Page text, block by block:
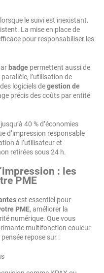
le suivi est inexistant.
La mise en place de
pour responsabiliser les
badge permettent aussi de
l’utilisation de
logiciels degestion de
précis des coûts par entité
40 % d’économies
d’impression responsable
à l’utilisateur et
retirées sous 24 h.
: les
PME
est essentiel pour
PME, améliorer la
numérique. Que vous
multifonction couleur
repose sur :